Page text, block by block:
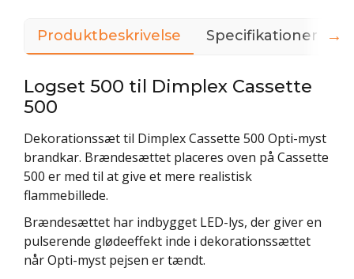
Produktbeskrivelse Specifikationer
Logset 500 til Dimplex Cassette
500
Dekorationssæt til Dimplex Cassette 500 Opti-myst
brandkar. Brændesættet placeres oven på Cassette
500 er med til at give et mere realistisk
flammebillede.
Brændesættet har indbygget LED-lys, der giver en
pulserende glødeeffekt inde i dekorationssættet
når Opti-myst pejsen er tændt.
→